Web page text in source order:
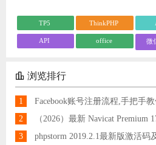
TP5 ThinkPHP
API office 微
浏览排行
1
Facebook账号注册流程,手把手
2
（2026）最新 Navicat Premium
3
phpstorm 2019.2.1最新版激活码